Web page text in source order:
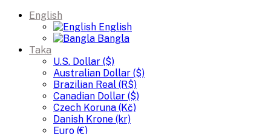
English
English
Bangla
Taka
U.S. Dollar ($)
Australian Dollar ($)
Brazilian Real (R$)
Canadian Dollar ($)
Czech Koruna (Kč)
Danish Krone (kr)
Euro (€)